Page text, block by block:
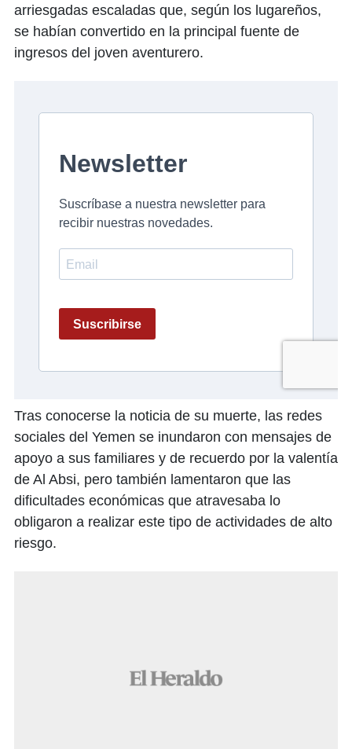
arriesgadas escaladas que, según los lugareños,
se habían convertido en la principal fuente de
ingresos del joven aventurero.
Tras conocerse la noticia de su muerte, las redes
sociales del Yemen se inundaron con mensajes de
apoyo a sus familiares y de recuerdo por la valentía
de Al Absi, pero también lamentaron que las
dificultades económicas que atravesaba lo
obligaron a realizar este tipo de actividades de alto
riesgo.